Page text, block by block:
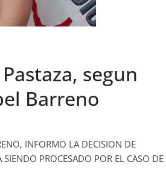
segun
Barreno
INFORMO LA DECISION DE
PROCESADO POR EL CASO DE